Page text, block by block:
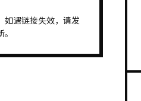
如遇链接失效，请发